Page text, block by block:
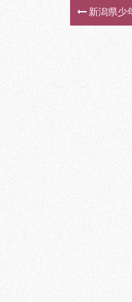
P 新潟県少